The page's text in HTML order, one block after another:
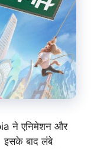
ने एनिमेशन और
इसके बाद लंबे